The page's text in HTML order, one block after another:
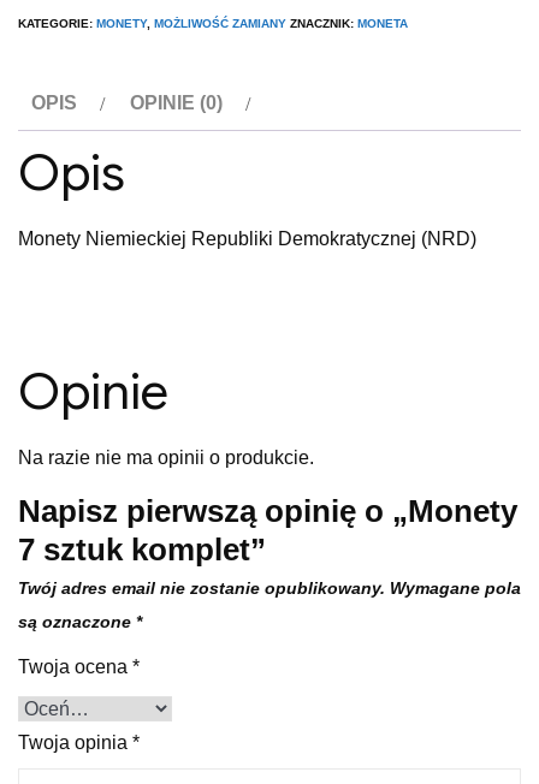
KATEGORIE: MONETY, MOŻLIWOŚĆ ZAMIANY ZNACZNIK: MONETA
OPIS OPINIE (0)
Opis
Monety Niemieckiej Republiki Demokratycznej (NRD)
Opinie
Na razie nie ma opinii o produkcie.
Napisz pierwszą opinię o „Monety
7 sztuk komplet”
Twój adres email nie zostanie opublikowany. Wymagane pola
są oznaczone *
Twoja ocena *
Twoja opinia *